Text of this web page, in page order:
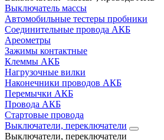
Выключатель массы
Автомобильные тестеры пробники
Соединительные провода АКБ
Ареометры
Зажимы контактные
Клеммы АКБ
Нагрузочные вилки
Наконечники проводов АКБ
Перемычки АКБ
Провода АКБ
Стартовые провода
Выключатели, переключатели
Выключатели, переключатели